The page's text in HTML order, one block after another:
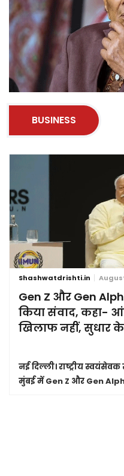
BUSINESS
Shashwatdrishti.in
Gen Z और Gen
किया संवाद, कहा-
खिलाफ नहीं, सुधार के
नई दिल्ली।राष्ट्रीय
मुंबई में Gen Z और Gen